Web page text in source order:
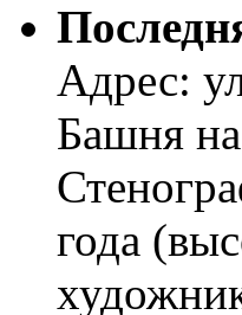
Адрес:
Башня
года